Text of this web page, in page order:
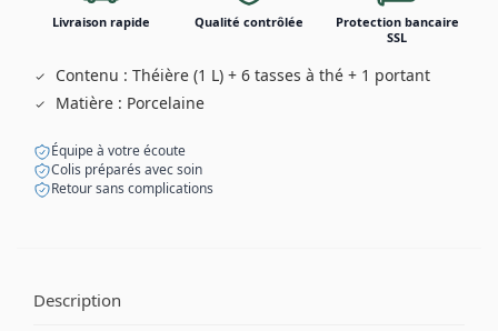
Livraison rapide Qualité contrôlée
Protection bancaire
SSL
Contenu : Théière (1 L) + 6 tasses à thé + 1 portant
Matière : Porcelaine
Équipe à votre écoute
Colis préparés avec soin
Retour sans complications
Description